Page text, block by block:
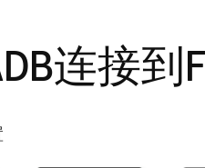
连接到